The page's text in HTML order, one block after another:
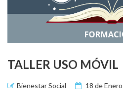
TALLER USO MÓVIL
Bienestar Social 18 de